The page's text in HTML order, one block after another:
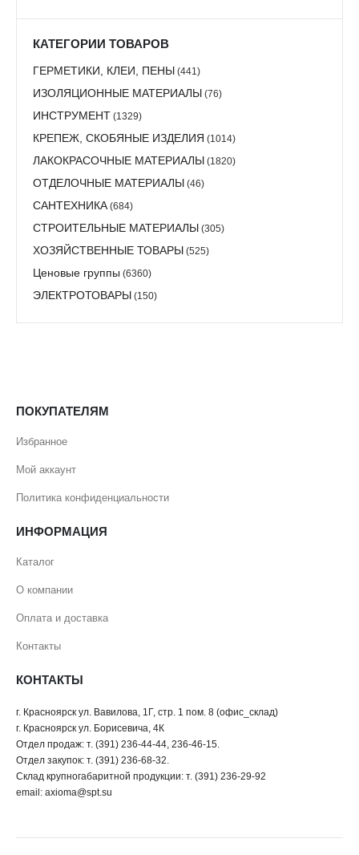
КАТЕГОРИИ ТОВАРОВ
ГЕРМЕТИКИ, КЛЕИ, ПЕНЫ (441)
ИЗОЛЯЦИОННЫЕ МАТЕРИАЛЫ (76)
ИНСТРУМЕНТ (1329)
КРЕПЕЖ, СКОБЯНЫЕ ИЗДЕЛИЯ (1014)
ЛАКОКРАСОЧНЫЕ МАТЕРИАЛЫ (1820)
ОТДЕЛОЧНЫЕ МАТЕРИАЛЫ (46)
САНТЕХНИКА (684)
СТРОИТЕЛЬНЫЕ МАТЕРИАЛЫ (305)
ХОЗЯЙСТВЕННЫЕ ТОВАРЫ (525)
Ценовые группы (6360)
ЭЛЕКТРОТОВАРЫ (150)
ПОКУПАТЕЛЯМ
Избранное
Мой аккаунт
Политика конфиденциальности
ИНФОРМАЦИЯ
Каталог
О компании
Оплата и доставка
Контакты
КОНТАКТЫ
г. Красноярск ул. Вавилова, 1Г, стр. 1 пом. 8 (офис_склад)
г. Красноярск ул. Борисевича, 4К
Отдел продаж: т. (391) 236-44-44, 236-46-15.
Отдел закупок: т. (391) 236-68-32.
Склад крупногабаритной продукции: т. (391) 236-29-92
email: axioma@spt.su